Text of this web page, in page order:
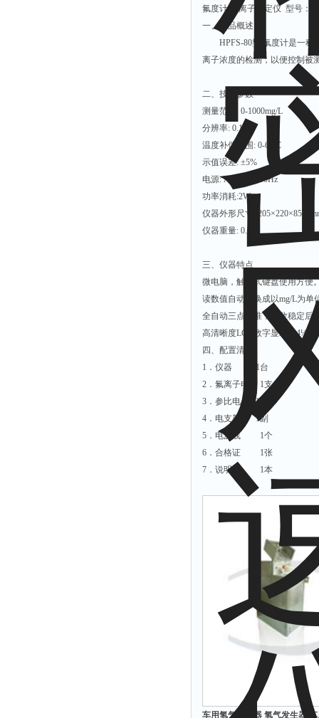
氟度计 氟离子测定仪 型号：
一、产品概述
HPFS-80型 氟度计是一种
离子浓度的检测，以便控制被
二、技术参数
测量范围: 0-1000mg/L
分辨率: 0.1
温度补偿范围: 0-60℃
示值误差: ±5%
电源: AC 220V 50Hz
功率消耗:2W
仪器外形尺寸: 205×220×85（
仪器重量: 0.5㎏
三、仪器特点
微电脑，触摸式键盘使用方便
读数值自动转换成以mg/L为单
全自动三点校准，读数稳定后
高清晰度LCD数字显示（4½）
四、配置清单
1．仪器 1台
2．氟离子电 1支
3．参比电 1支
4．电支架 1副
5．电源线 1个
6．合格证 1张
7．说明书 1本
车用氢气发生器 氢气发生器